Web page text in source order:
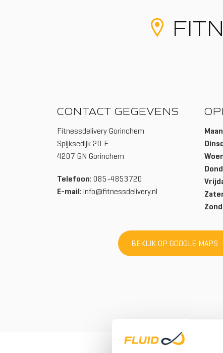
CONTACT GEGEVENS
Fitnessdelivery Gorinchem
Spijksedijk 20 F
4207 GN Gorinchem
Telefoon: 085-4853720
E-mail: info@fitnessdelivery.nl
BEKIJK OP GOOGLE MAPS